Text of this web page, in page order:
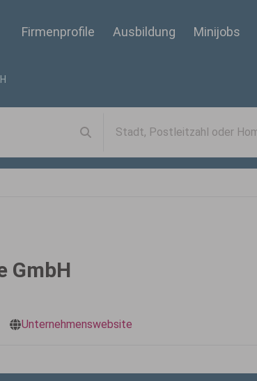
Firmenprofile Ausbildung Minijobs
GmbH
Unternehmenswebsite